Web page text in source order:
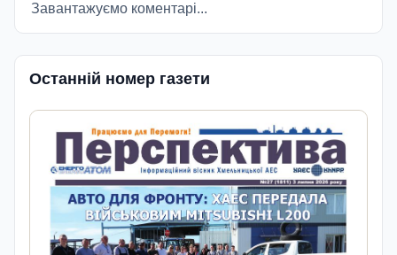
Завантажуємо коментарі...
Останній номер газети